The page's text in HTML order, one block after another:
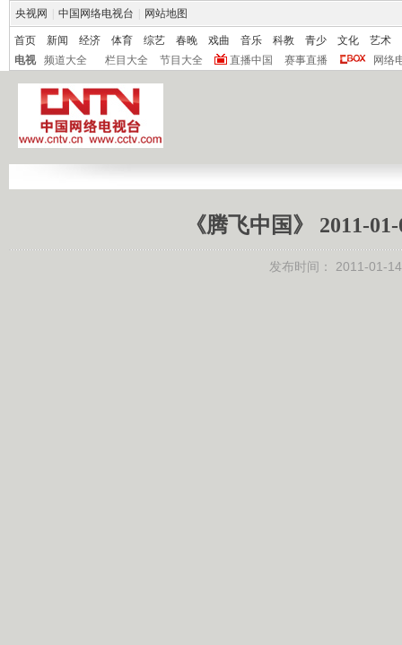
央视网 中国网络电视台 网站地图
首页 新闻 经济 体育 综艺 春晚 戏曲 音乐 科教 青少 文化
艺术
电视
频道大全 栏目大全 节目大全 直播中国 赛事直播 网络
《腾飞中国》 2011-
发布时间： 2011-01-